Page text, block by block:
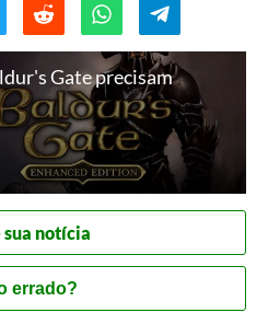
Gate precisam
sua notícia
errado?